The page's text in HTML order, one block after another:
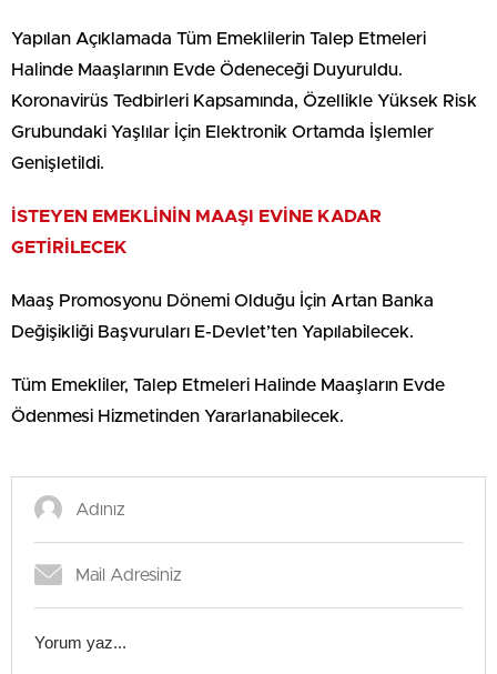
Yapılan Açıklamada Tüm Emeklilerin Talep Etmeleri
Halinde Maaşlarının Evde Ödeneceği Duyuruldu.
Koronavirüs Tedbirleri Kapsamında, Özellikle Yüksek Risk
Grubundaki Yaşlılar İçin Elektronik Ortamda İşlemler
Genişletildi.
İSTEYEN EMEKLİNİN MAAŞI EVİNE KADAR
GETİRİLECEK
Maaş Promosyonu Dönemi Olduğu İçin Artan Banka
Değişikliği Başvuruları E-Devlet’ten Yapılabilecek.
Tüm Emekliler, Talep Etmeleri Halinde Maaşların Evde
Ödenmesi Hizmetinden Yararlanabilecek.